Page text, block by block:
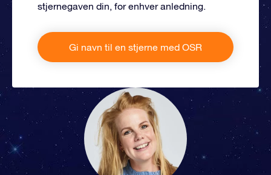
stjernegaven din, for enhver anledning.
Gi navn til en stjerne med OSR